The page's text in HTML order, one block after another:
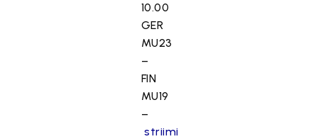
10.00
GER
MU23
–
FIN
MU19
–
striimi